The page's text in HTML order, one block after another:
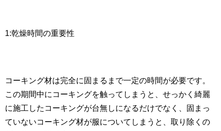
1:乾燥時間の重要性
コーキング材は完全に固まるまで一定の時間が必要です。
この期間中にコーキングを触ってしまうと、せっかく綺麗
に施工したコーキングが台無しになるだけでなく、固まっ
ていないコーキング材が服についてしまうと、取り除くの